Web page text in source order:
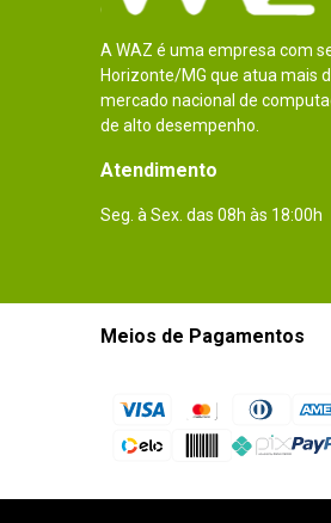
A WAZ é uma empresa com
Horizonte/MG que atua mais
mercado nacional de
de alto desempenho.
Atendimento
Seg. à Sex. das 08h às 18:00h
Meios de Pagamentos